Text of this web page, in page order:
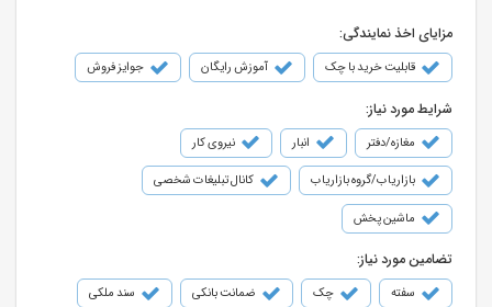
مزایای اخذ نمایندگی:
قابلیت خرید با چک آموزش رایگان جوایز فروش
شرایط مورد نیاز:
مغازه/دفتر انبار نیروی کار
بازاریاب/گروه بازاریاب کانال تبلیغات شخصی
ماشین پخش
تضامین مورد نیاز:
سفته چک ضمانت بانکی سند ملکی